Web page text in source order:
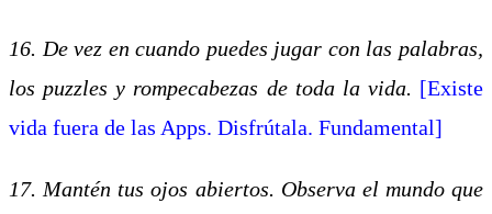
16. De vez en cuando puedes jugar con las palabras,
los puzzles y rompecabezas de toda la vida. [Existe
vida fuera de las Apps. Disfrútala. Fundamental]
17. Mantén tus ojos abiertos. Observa el mundo que